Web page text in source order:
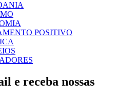
POSITIVO
e receba nossas